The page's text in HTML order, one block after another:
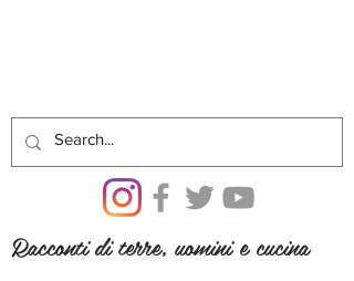
Racconti di terre, uomini e cucina